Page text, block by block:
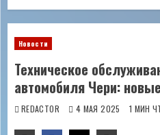
Новости
Техническое
автомобиля Чери:
REDACTOR 4 МАЯ 2025 1 МИН